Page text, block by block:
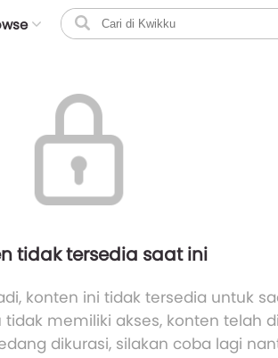
tidak tersedia saat ini
konten ini tidak tersedia untuk
memiliki akses, konten telah
dikurasi, silakan coba lagi